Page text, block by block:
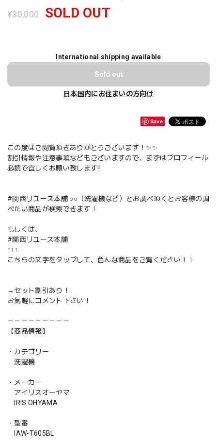
¥30,000 SOLD OUT
International shipping available
Sold out
日本国内にお住まいの方向け
Save
この度はご閲覧頂きありがとうございます！✨✨
割引情報や注意事項などもございますので、まずはプロフィール
必読で宜しくお願い致します‼️
#関西リユース本舗 ○○（洗濯機など）とお調べ頂くとお客様の調
べたい商品が検索できます！
もしくは、
#関西リユース本舗
↑↑↑
こちらの文字をタップして、色んな商品をご覧ください！！
→セット割引あり！
お気軽にコメント下さい！
－－－－－－－－－
【商品情報】
・カテゴリー
洗濯機
・メーカー
アイリスオーヤマ
IRIS OHYAMA
・型番
IAW-T605BL